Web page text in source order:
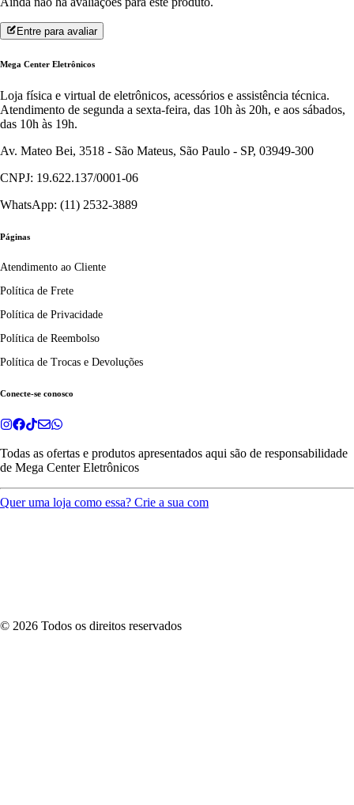
Entre para avaliar
Mega Center Eletrônicos
Loja física e virtual de eletrônicos, acessórios e assistência técnica.
Atendimento de segunda a sexta-feira, das 10h às 20h, e aos sábados,
das 10h às 19h.
Av. Mateo Bei, 3518 - São Mateus, São Paulo - SP, 03949-300
CNPJ: 19.622.137/0001-06
WhatsApp: (11) 2532-3889
Páginas
Atendimento ao Cliente
Política de Frete
Política de Privacidade
Política de Reembolso
Política de Trocas e Devoluções
Conecte-se conosco
Todas as ofertas e produtos apresentados aqui são de responsabilidade
de Mega Center Eletrônicos
Quer uma loja como essa? Crie a sua com
© 2026 Todos os direitos reservados